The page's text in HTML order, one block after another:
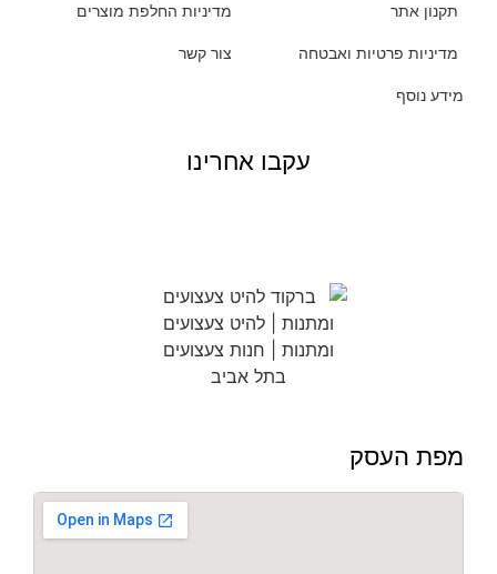
תקנון אתר
מדיניות פרטיות ואבטחה
מידע נוסף
מדיניות החלפת מוצרים
צור קשר
עקבו אחרינו
מפת העסק